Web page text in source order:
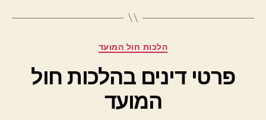
קטגוריות
הלכות חול המועד
פרטי דינים בהלכות חול
המועד